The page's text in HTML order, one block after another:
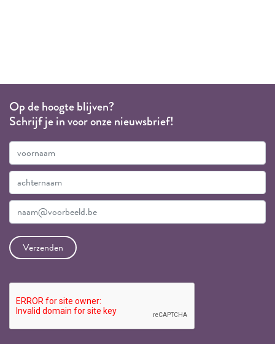
Op de hoogte blijven?
Schrijf je in voor onze nieuwsbrief!